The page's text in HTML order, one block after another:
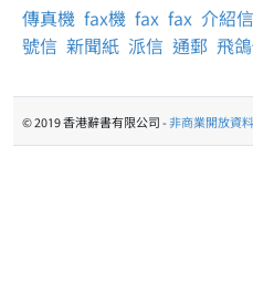
傳真機 fax機 fax fax 介紹信
號信 新聞紙 派信 通郵 飛
© 2019 香港辭書有限公司 -非商業開放資